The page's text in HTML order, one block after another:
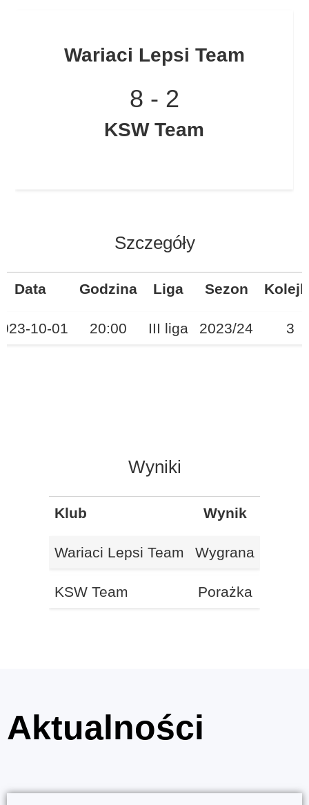
Wariaci Lepsi Team
KSW Team
8 - 2
Szczegóły
Data Godzina Liga Sezon
10-01 20:00 III liga 2023/24 3
Wyniki
Klub Wynik
Wariaci Lepsi Team Wygrana
KSW Team Porażka
Aktualności